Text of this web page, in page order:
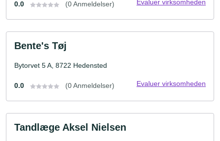
0.0 (0 Anmeldelser) Evaluer virksomheden
Bente's Tøj
Bytorvet 5 A, 8722 Hedensted
0.0 (0 Anmeldelser) Evaluer virksomheden
Tandlæge Aksel Nielsen